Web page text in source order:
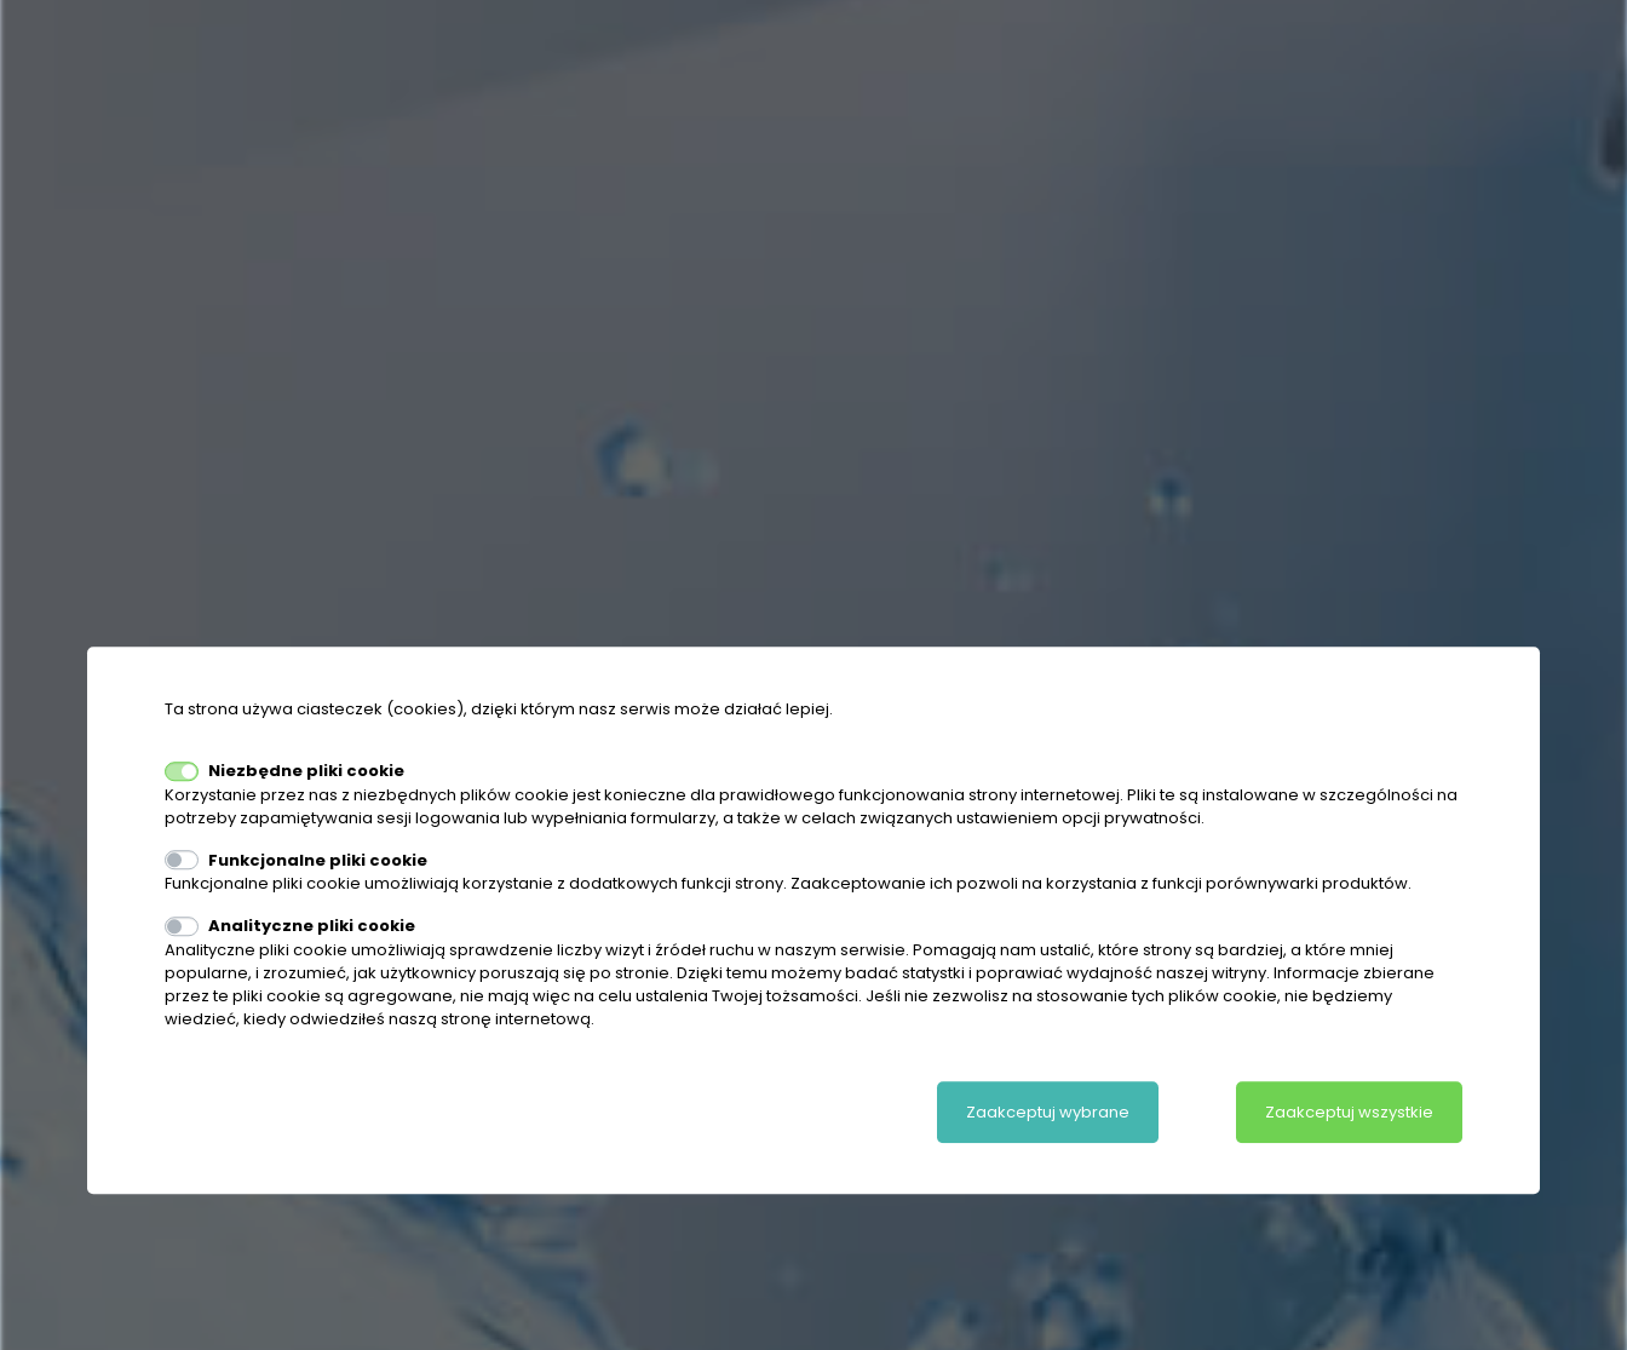
Ta strona używa ciasteczek (cookies), dzięki którym nasz serwis może działać lepiej.
Niezbędne pliki cookie
Korzystanie przez nas z niezbędnych plików cookie jest konieczne dla prawidłowego funkcjonowania strony internetowej. Pliki te są instalowane w szczególności na
potrzeby zapamiętywania sesji logowania lub wypełniania formularzy, a także w celach związanych ustawieniem opcji prywatności.
Funkcjonalne pliki cookie
Funkcjonalne pliki cookie umożliwiają korzystanie z dodatkowych funkcji strony. Zaakceptowanie ich pozwoli na korzystania z funkcji porównywarki produktów.
Analityczne pliki cookie
Analityczne pliki cookie umożliwiają sprawdzenie liczby wizyt i źródeł ruchu w naszym serwisie. Pomagają nam ustalić, które strony są bardziej, a które mniej
popularne, i zrozumieć, jak użytkownicy poruszają się po stronie. Dzięki temu możemy badać statystki i poprawiać wydajność naszej witryny. Informacje zbierane
przez te pliki cookie są agregowane, nie mają więc na celu ustalenia Twojej tożsamości. Jeśli nie zezwolisz na stosowanie tych plików cookie, nie będziemy
wiedzieć, kiedy odwiedziłeś naszą stronę internetową.
Zaakceptuj wybrane Zaakceptuj wszystkie